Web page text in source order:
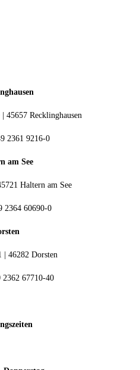
45657 Recklinghausen
2361 9216-0
am See
Haltern am See
2364 60690-0
| 46282 Dorsten
67710-40